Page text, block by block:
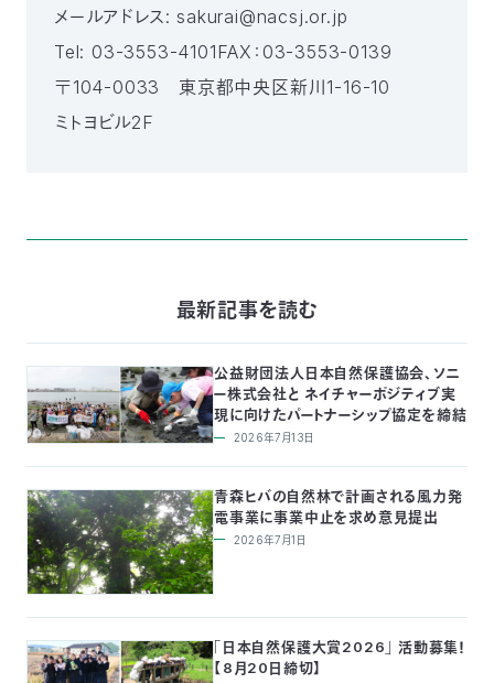
メールアドレス: sakurai@nacsj.or.jp
Tel: 03-3553-4101FAX：03-3553-0139
〒104-0033 東京都中央区新川1-16-10
ミトヨビル2F
最新記事を読む
公益財団法人日本自然保護協会、ソニ
ー株式会社と ネイチャーポジティブ実
現に向けたパートナーシップ協定を締結
2026年7月13日
青森ヒバの自然林で計画される風力発
電事業に事業中止を求め意見提出
2026年7月1日
「日本自然保護大賞2026」 活動募集！
【8月20日締切】